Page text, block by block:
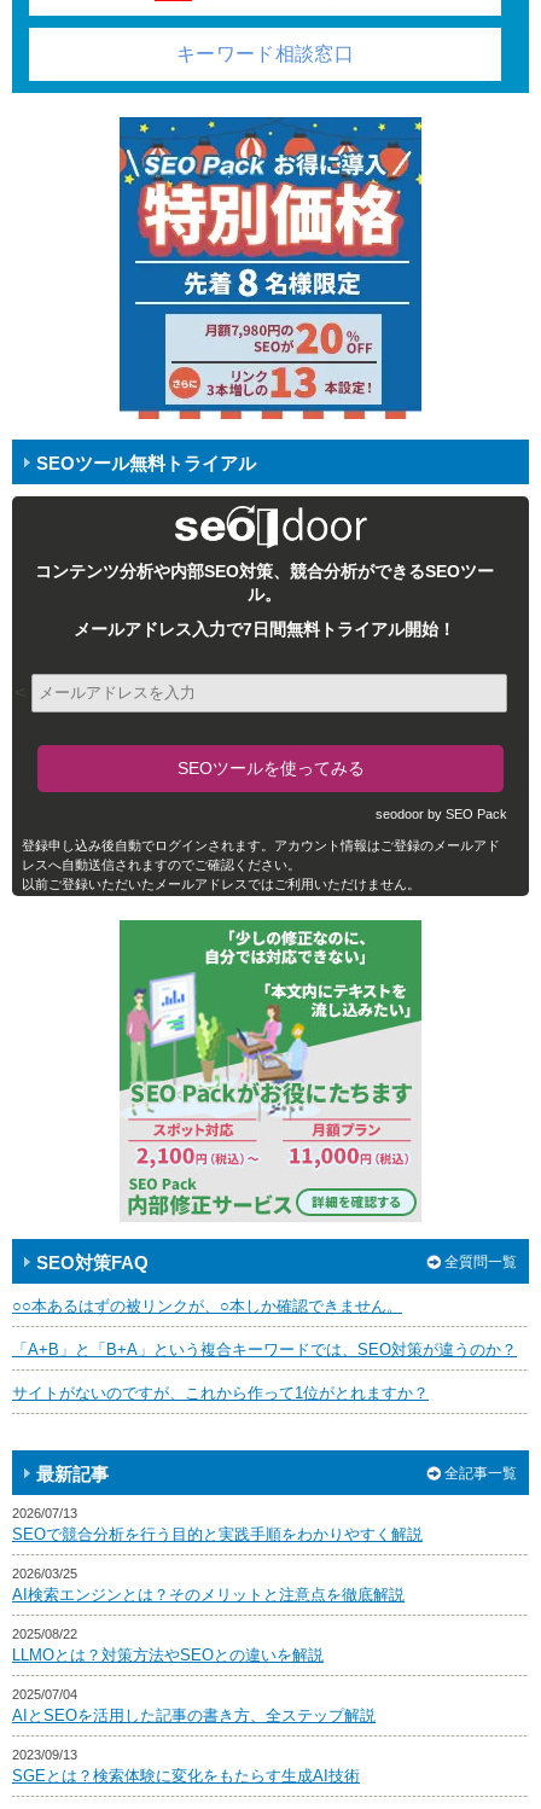
キーワード相談窓口
SEOツール無料トライアル
コンテンツ分析や内部SEO対策、競合分析ができるSEOツー
ル。
メールアドレス入力で7日間無料トライアル開始！
seodoor by SEO Pack
登録申し込み後自動でログインされます。アカウント情報はご登録のメールアド
レスへ自動送信されますのでご確認ください。
以前ご登録いただいたメールアドレスではご利用いただけません。
SEO対策FAQ 全質問一覧
○○本あるはずの被リンクが、○本しか確認できません。
「A+B」と「B+A」という複合キーワードでは、SEO対策が違うのか？
サイトがないのですが、これから作って1位がとれますか？
最新記事 全記事一覧
2026/07/13
SEOで競合分析を行う目的と実践手順をわかりやすく解説
2026/03/25
AI検索エンジンとは？そのメリットと注意点を徹底解説
2025/08/22
LLMOとは？対策方法やSEOとの違いを解説
2025/07/04
AIとSEOを活用した記事の書き方、全ステップ解説
2023/09/13
SGEとは？検索体験に変化をもたらす生成AI技術